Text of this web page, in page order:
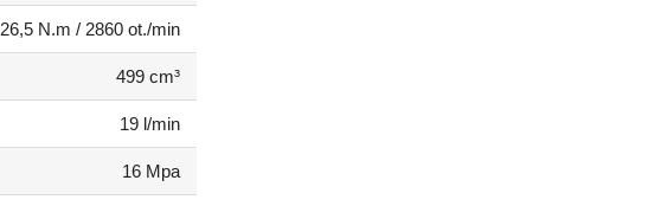
26,5 N.m / 2860 ot./min
499 cm³
19 l/min
16 Mpa